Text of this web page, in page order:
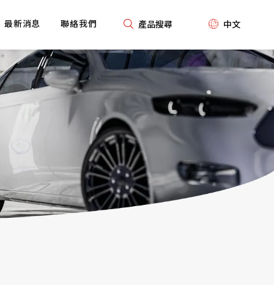
最新消息 聯絡我們 產品搜尋 中文